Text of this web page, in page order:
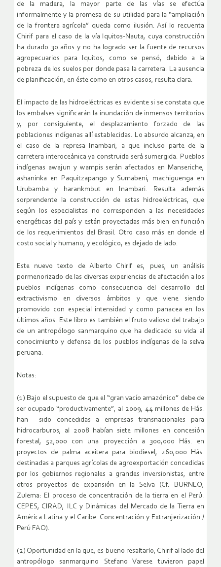
de la madera, la mayor parte de las vías se efectúa
informalmente y la promesa de su utilidad para la “ampliación
de la frontera agrícola” queda como ilusión. Así lo recuenta
Chirif para el caso de la vía Iquitos-Nauta, cuya construcción
ha durado 30 años y no ha logrado ser la fuente de recursos
agropecuarios para Iquitos, como se pensó, debido a la
pobreza de los suelos por donde pasa la carretera. La ausencia
de planificación, en éste como en otros casos, resulta clara.
El impacto de las hidroeléctricas es evidente si se constata que
los embalses significarán la inundación de inmensos territorios
y, por consiguiente, el desplazamiento forzado de las
poblaciones indígenas allí establecidas. Lo absurdo alcanza, en
el caso de la represa Inambari, a que incluso parte de la
carretera interoceánica ya construida será sumergida. Pueblos
indígenas awajun y wampis serán afectados en Manseriche,
ashaninka en Paquitzapango y Sumabeni, machiguenga en
Urubamba y harankmbut en Inambari. Resulta además
sorprendente la construcción de estas hidroeléctricas, que
según los especialistas no corresponden a las necesidades
energéticas del país y están proyectadas más bien en función
de los requerimientos del Brasil. Otro caso más en donde el
costo social y humano, y ecológico, es dejado de lado.
Este nuevo texto de Alberto Chirif es, pues, un análisis
pormenorizado de las diversas experiencias de afectación a los
pueblos indígenas como consecuencia del desarrollo del
extractivismo en diversos ámbitos y que viene siendo
promovido con especial intensidad y como panacea en los
últimos años. Este libro es también el fruto valioso del trabajo
de un antropólogo sanmarquino que ha dedicado su vida al
conocimiento y defensa de los pueblos indígenas de la selva
peruana.
Notas:
(1) Bajo el supuesto de que el “gran vacío amazónico” debe de
ser ocupado “productivamente”, al 2009, 44 millones de Hás.
han sido concedidas a empresas transnacionales para
hidrocarburos, al 2008 habían siete millones en concesión
forestal, 52,000 con una proyección a 300,000 Hás. en
proyectos de palma aceitera para biodiesel, 260,000 Hás.
destinadas a parques agrícolas de agroexportación concedidas
por los gobiernos regionales a grandes inversionistas, entre
otros proyectos de expansión en la Selva (Cf. BURNEO,
Zulema: El proceso de concentración de la tierra en el Perú.
CEPES, CIRAD, ILC y Dinámicas del Mercado de la Tierra en
América Latina y el Caribe: Concentración y Extranjerización /
Perú FAO).
(2) Oportunidad en la que, es bueno resaltarlo, Chirif al lado del
antropólogo sanmarquino Stefano Varese tuvieron papel